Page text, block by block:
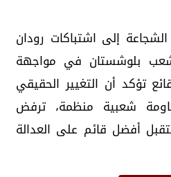
إلى اشتباكات رودان
شعب بلوشستان في مواجهة
تؤكد أن التغيير الحقيقي
شعبية منظمة، ترفض
أفضل قائم على العدالة